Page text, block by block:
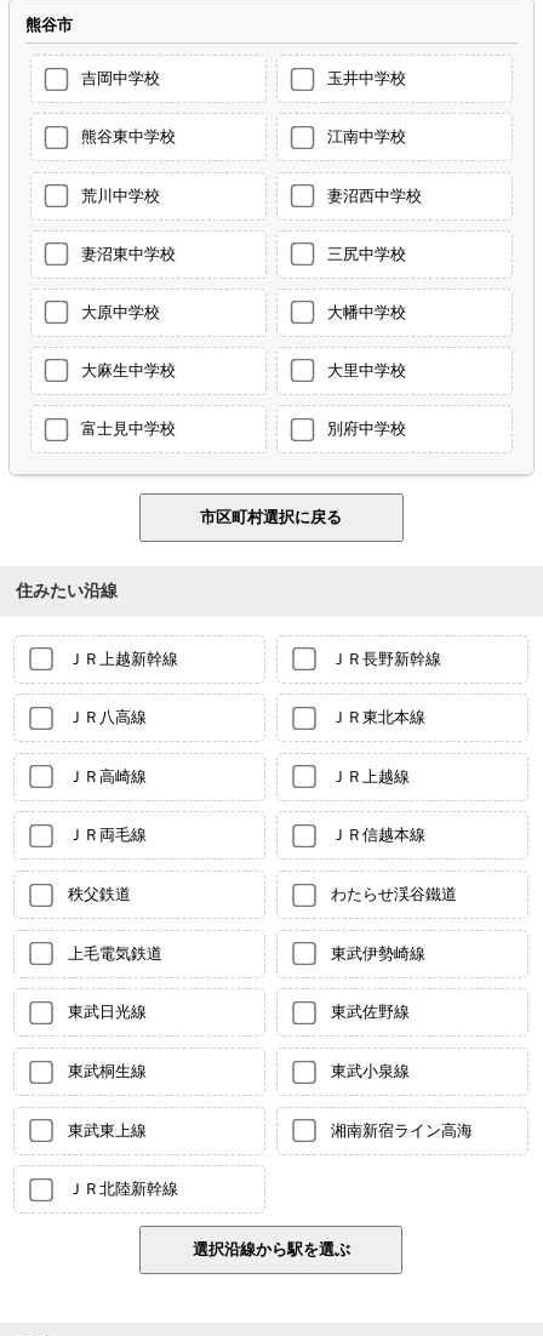
熊谷市
吉岡中学校 玉井中学校
熊谷東中学校 江南中学校
荒川中学校 妻沼西中学校
妻沼東中学校 三尻中学校
大原中学校 大幡中学校
大麻生中学校 大里中学校
富士見中学校 別府中学校
住みたい沿線
ＪＲ上越新幹線 ＪＲ長野新幹線
ＪＲ八高線 ＪＲ東北本線
ＪＲ高崎線 ＪＲ上越線
ＪＲ両毛線 ＪＲ信越本線
秩父鉄道 わたらせ渓谷鐵道
上毛電気鉄道 東武伊勢崎線
東武日光線 東武佐野線
東武桐生線 東武小泉線
東武東上線 湘南新宿ライン高海
ＪＲ北陸新幹線